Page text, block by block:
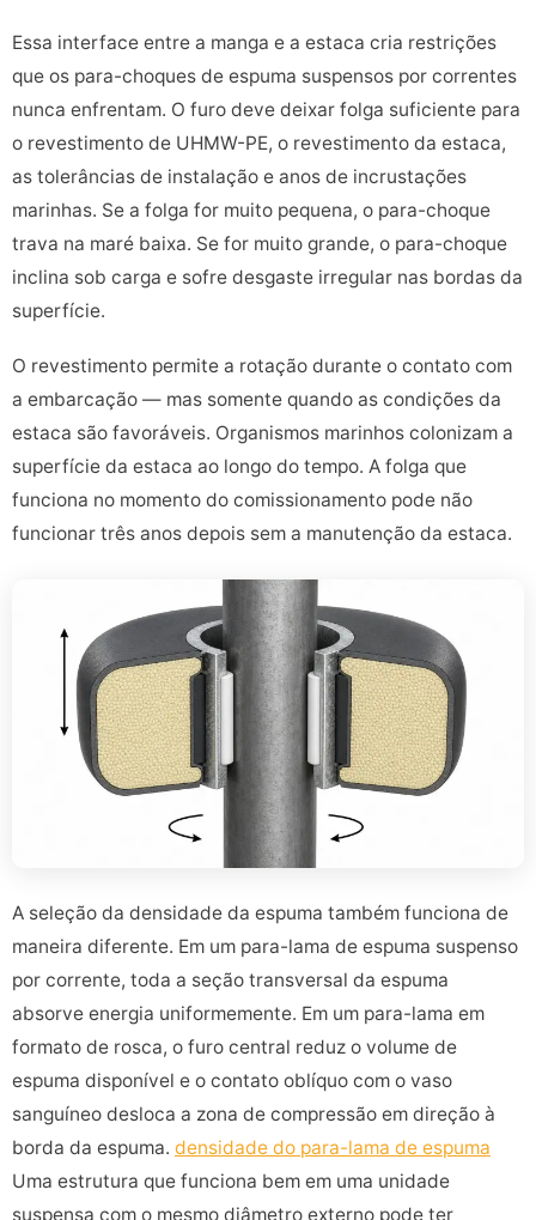
Essa interface entre a manga e a estaca cria restrições
que os para-choques de espuma suspensos por correntes
nunca enfrentam. O furo deve deixar folga suficiente para
o revestimento de UHMW-PE, o revestimento da estaca,
as tolerâncias de instalação e anos de incrustações
marinhas. Se a folga for muito pequena, o para-choque
trava na maré baixa. Se for muito grande, o para-choque
inclina sob carga e sofre desgaste irregular nas bordas da
superfície.
O revestimento permite a rotação durante o contato com
a embarcação — mas somente quando as condições da
estaca são favoráveis. Organismos marinhos colonizam a
superfície da estaca ao longo do tempo. A folga que
funciona no momento do comissionamento pode não
funcionar três anos depois sem a manutenção da estaca.
A seleção da densidade da espuma também funciona de
maneira diferente. Em um para-lama de espuma suspenso
por corrente, toda a seção transversal da espuma
absorve energia uniformemente. Em um para-lama em
formato de rosca, o furo central reduz o volume de
espuma disponível e o contato oblíquo com o vaso
sanguíneo desloca a zona de compressão em direção à
borda da espuma. densidade do para-lama de espuma
Uma estrutura que funciona bem em uma unidade
suspensa com o mesmo diâmetro externo pode ter